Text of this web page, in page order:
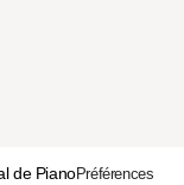
de PianoPréférences